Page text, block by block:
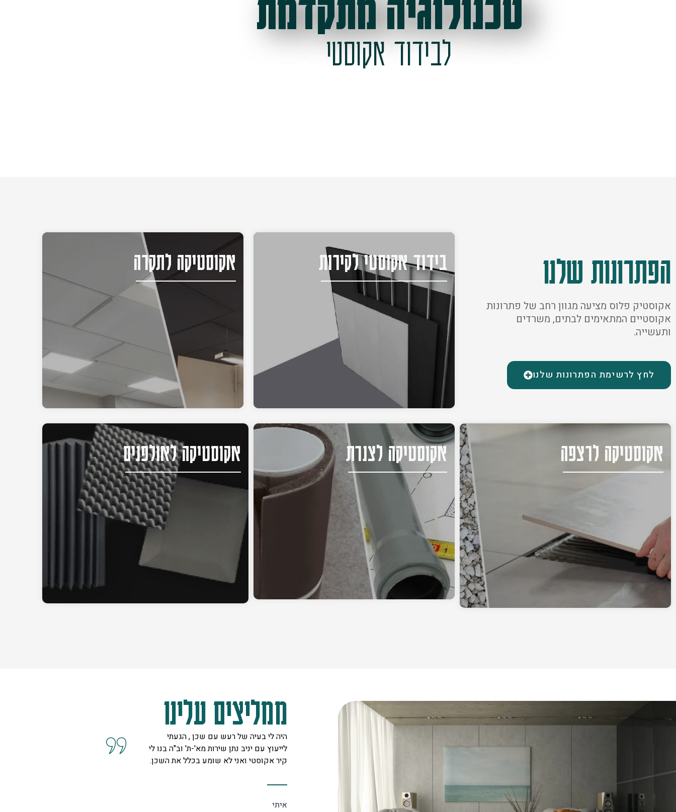
טכנולוגיה מתקדמת
לבידוד אקוסטי
הפתרונות שלנו
אקוסטיק פלוס מציעה מגוון רחב של פתרונות
אקוסטיים המתאימים לבתים, משרדים
ותעשייה.
לחץ לרשימת הפתרונות שלנו
בידוד אקוסטי לקירות אקוסטיקה לתקרה
אקוסטיקה לרצפה אקוסטיקה לצנרת אקוסטיקה לאולפנים
ממליצים עלינו
מקום של מקצוענים על לב טוב ורצון אדיר
לתת מענה לכל לקוח. אצלם מצאתי את
דב
היה לי בעיה של רעש עם שכן , הגעתי
לייעוץ עם יניב נתן שירות מא'-ת' וב"ה בנו לי
קיר אקוסטי ואני לא שומע בכלל את השכן.
איתי